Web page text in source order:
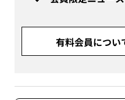
有料会員につい